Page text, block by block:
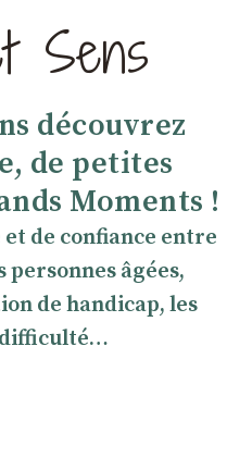
Sens
découvrez
de petites
Moments !
de confiance entre
personnes âgées,
de handicap, les
difficulté…